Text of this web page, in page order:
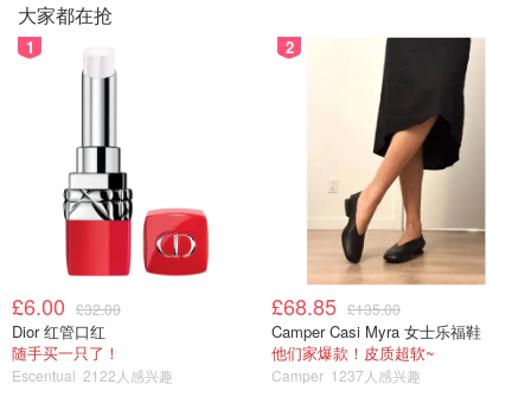
大家都在抢
1
£6.00 £32.00
Dior 红管口红
随手买一只了！
Escentual 2122人感兴趣
2
£68.85 £135.00
Camper Casi Myra 女士乐福鞋
他们家爆款！皮质超软~
Camper 1237人感兴趣